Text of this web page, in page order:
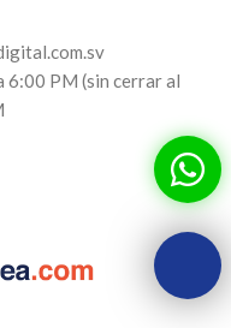
6:00 PM (sin cerrar al